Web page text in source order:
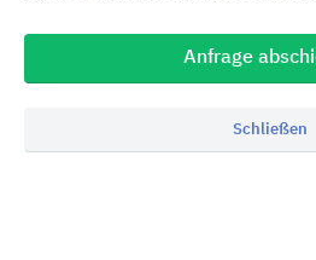
location_on
Mehr von projekt w
Anfrage
Schließen